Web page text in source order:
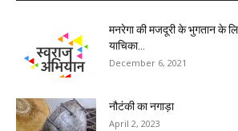
मनरेगा की मजदूरी के भुगतान के
याचिका...
December 6, 2021
नौटंकी का नगाड़ा
April 2, 2023